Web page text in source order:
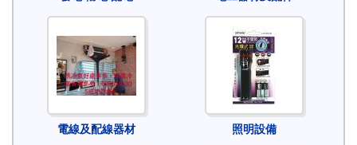
電線及配線器材 照明設備